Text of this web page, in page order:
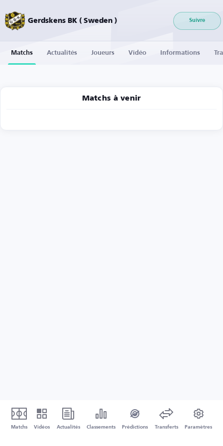
Gerdskens BK ( Sweden ) Suivre
Matchs Actualités Joueurs Vidéo Informations
Matchs à venir
Matchs Vidéos Actualités Classements Prédictions Transferts Paramètres